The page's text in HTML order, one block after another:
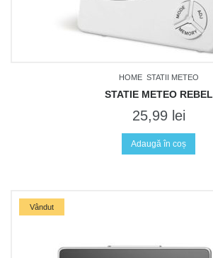
HOME STATII METEO
STATIE METEO REBEL
25,99 lei
Adaugă în coș
Vândut